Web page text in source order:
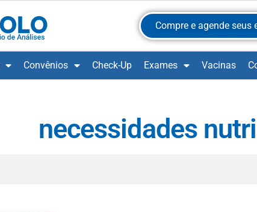
Compre e agende seus
Convênios Check-Up Exames Vacinas
necessidades